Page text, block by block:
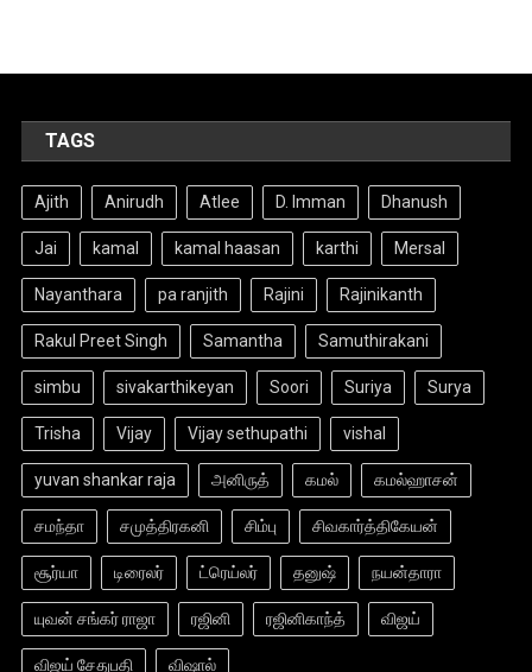
TAGS
Ajith Anirudh Atlee D. Imman Dhanush
Jai kamal kamal haasan karthi Mersal
Nayanthara pa ranjith Rajini Rajinikanth
Rakul Preet Singh Samantha Samuthirakani
simbu sivakarthikeyan Soori Suriya Surya
Trisha Vijay Vijay sethupathi vishal
yuvan shankar raja அனிருத் கமல் கமல்ஹாசன்
சமந்தா சமுத்திரகனி சிம்பு சிவகார்த்திகேயன்
சூர்யா டிரைலர் ட்ரெய்லர் தனுஷ் நயன்தாரா
யுவன் சங்கர் ராஜா ரஜினி ரஜினிகாந்த் விஜய்
விஜய் சேதுபதி விஷால்